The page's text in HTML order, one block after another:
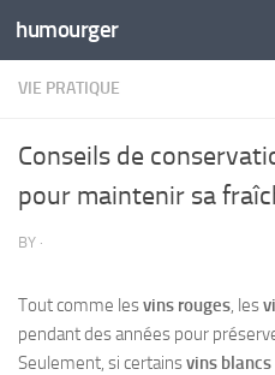
Skip to content
humourger
VIE PRATIQUE
Conseils de
pour maintenir sa
BY ·
Tout comme lesvins rouges, les
pendant des années pour
Seulement, si certainsvins blancs